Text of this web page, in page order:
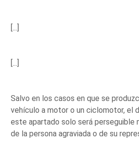
[...]
[...]
Salvo en los casos en que se
vehículo a motor o un ciclomotor, el
este apartado solo será perseguible
de la persona agraviada o de su